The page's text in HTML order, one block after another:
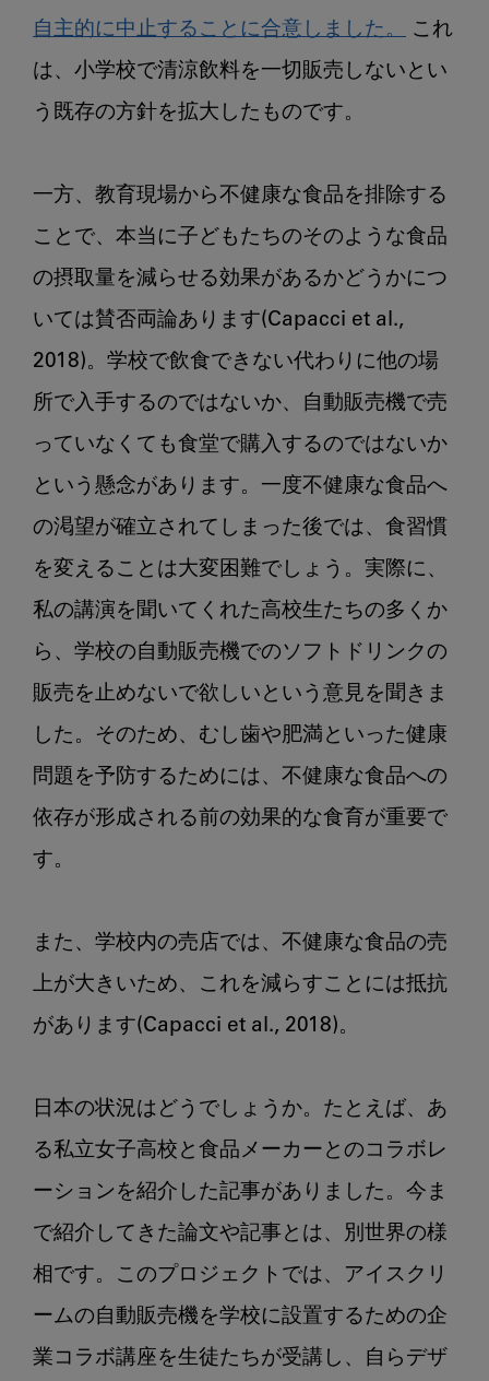
自主的に中止することに合意しました。
これ
は、小学校で清涼飲料を一切販売しないとい
う既存の方針を拡大したものです。
一方、教育現場から不健康な食品を排除する
ことで、本当に子どもたちのそのような食品
の摂取量を減らせる効果があるかどうかにつ
いては賛否両論あります(Capacci et al.,
2018)。学校で飲食できない代わりに他の場
所で入手するのではないか、自動販売機で売
っていなくても食堂で購入するのではないか
という懸念があります。一度不健康な食品へ
の渇望が確立されてしまった後では、食習慣
を変えることは大変困難でしょう。実際に、
私の講演を聞いてくれた高校生たちの多くか
ら、学校の自動販売機でのソフトドリンクの
販売を止めないで欲しいという意見を聞きま
した。そのため、むし歯や肥満といった健康
問題を予防するためには、不健康な食品への
依存が形成される前の効果的な食育が重要で
す。
また、学校内の売店では、不健康な食品の売
上が大きいため、これを減らすことには抵抗
があります(Capacci et al., 2018)。
日本の状況はどうでしょうか。たとえば、あ
る私立女子高校と食品メーカーとのコラボレ
ーションを紹介した記事がありました。今ま
で紹介してきた論文や記事とは、別世界の様
相です。このプロジェクトでは、アイスクリ
ームの自動販売機を学校に設置するための企
業コラボ講座を生徒たちが受講し、自らデザ